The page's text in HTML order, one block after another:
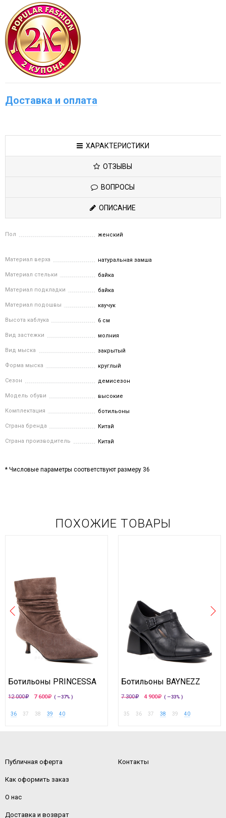
Доставка и оплата
ХАРАКТЕРИСТИКИ
ОТЗЫВЫ
ВОПРОСЫ
ОПИСАНИЕ
Пол женский
Материал верха натуральная замша
Материал стельки байка
Материал подкладки байка
Материал подошвы каучук
Высота каблука 6 см
Вид застежки молния
Вид мыска закрытый
Форма мыска круглый
Сезон демисезон
Модель обуви высокие
Комплектация ботильоны
Страна бренда Китай
Страна производитель Китай
* Числовые параметры соответствуют размеру 36
ПОХОЖИЕ ТОВАРЫ
Ботильоны PRINCESSA
12 000 7 600 ( —37% )
36 37 38 39 40
Ботильоны BAYNEZZ
7 300 4 900 ( —33% )
35 36 37 38 39 40
Публичная оферта
Как оформить заказ
О нас
Доставка и возврат
Контакты